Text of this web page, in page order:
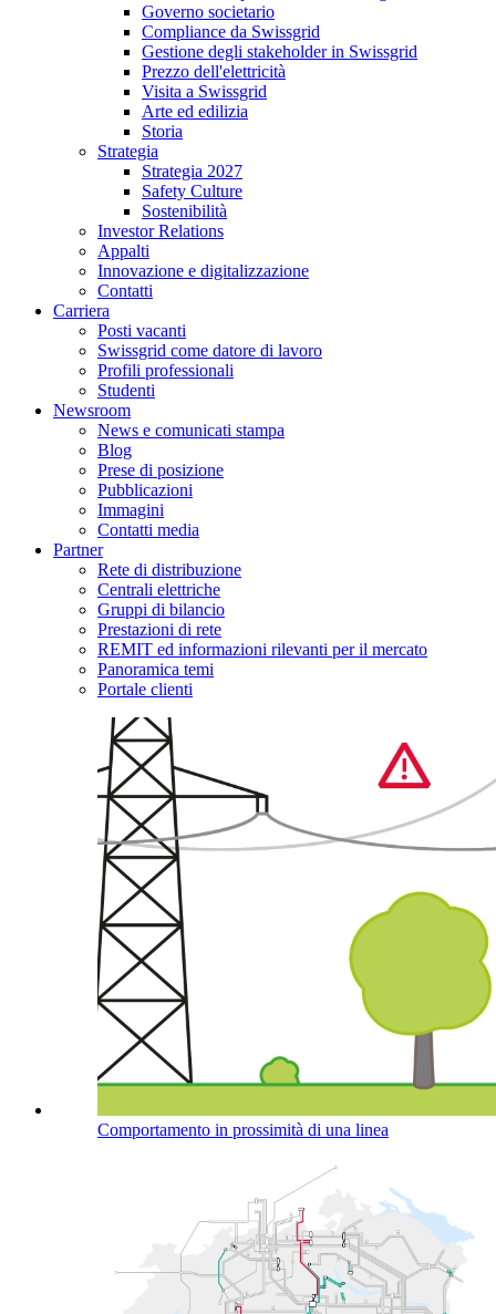
Governo societario
Compliance da Swissgrid
Gestione degli stakeholder in Swissgrid
Prezzo dell'elettricità
Visita a Swissgrid
Arte ed edilizia
Storia
Strategia
Strategia 2027
Safety Culture
Sostenibilità
Investor Relations
Appalti
Innovazione e digitalizzazione
Contatti
Carriera
Posti vacanti
Swissgrid come datore di lavoro
Profili professionali
Studenti
Newsroom
News e comunicati stampa
Blog
Prese di posizione
Pubblicazioni
Immagini
Contatti media
Partner
Rete di distribuzione
Centrali elettriche
Gruppi di bilancio
Prestazioni di rete
REMIT ed informazioni rilevanti per il mercato
Panoramica temi
Portale clienti
Comportamento in prossimità di una linea